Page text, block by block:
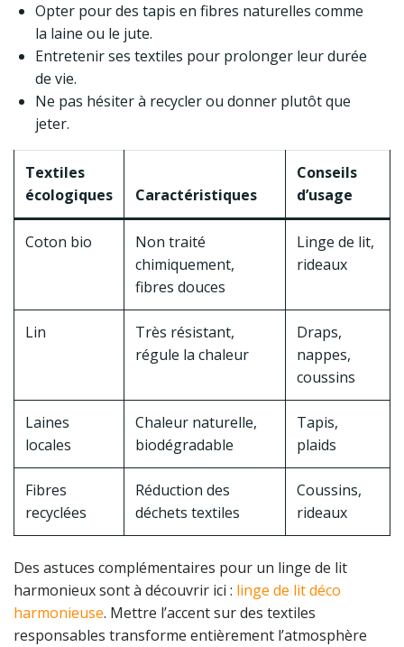
Opter pour des tapis en fibres naturelles comme
la laine ou le jute.
Entretenir ses textiles pour prolonger leur durée
de vie.
Ne pas hésiter à recycler ou donner plutôt que
jeter.
Textiles
écologiques
Caractéristiques
Conseils
d’usage
Coton bio
Non traité
chimiquement,
fibres douces
Linge de lit,
rideaux
Lin
Très résistant,
régule la chaleur
Draps,
nappes,
coussins
Laines
locales
Chaleur naturelle,
biodégradable
Tapis,
plaids
Fibres
recyclées
Réduction des
déchets textiles
Coussins,
rideaux
Des astuces complémentaires pour un linge de lit
harmonieux sont à découvrir ici : linge de lit déco
harmonieuse. Mettre l’accent sur des textiles
responsables transforme entièrement l’atmosphère